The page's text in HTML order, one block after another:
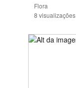
Flora
8 visualizações